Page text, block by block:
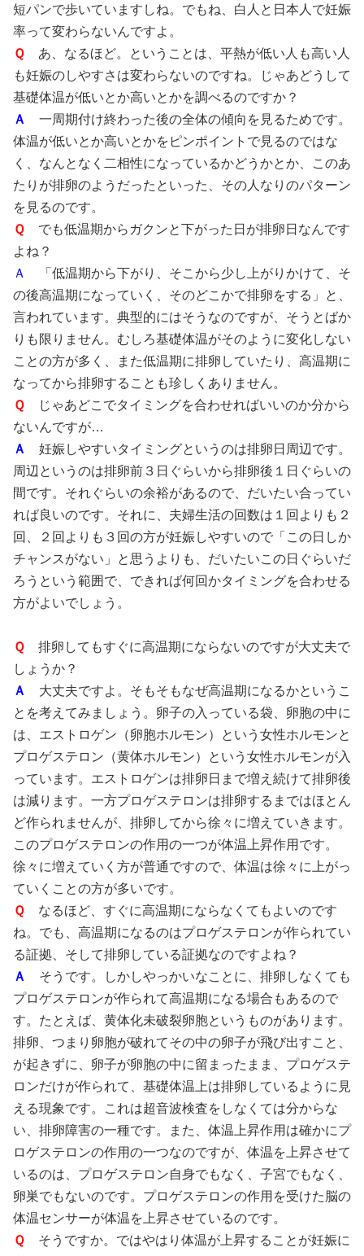
短パンで歩いていますしね。でもね、白人と日本人で妊娠
率って変わらないんですよ。
Ｑ あ、なるほど。ということは、平熱が低い人も高い人
も妊娠のしやすさは変わらないのですね。じゃあどうして
基礎体温が低いとか高いとかを調べるのですか？
Ａ
一周期付け終わった後の全体の傾向を見るためです。
体温が低いとか高いとかをピンポイントで見るのではな
く、なんとなく二相性になっているかどうかとか、このあ
たりが排卵のようだったといった、その人なりのパターン
を見るのです。
Ｑ でも低温期からガクンと下がった日が排卵日なんです
よね？
Ａ
「低温期から下がり、そこから少し上がりかけて、そ
の後高温期になっていく、そのどこかで排卵をする」と、
言われています。典型的にはそうなのですが、そうとばか
りも限りません。むしろ基礎体温がそのように変化しない
ことの方が多く、また低温期に排卵していたり、高温期に
なってから排卵することも珍しくありません。
Ｑ じゃあどこでタイミングを合わせればいいのか分から
ないんですが…
Ａ
妊娠しやすいタイミングというのは排卵日周辺です。
周辺というのは排卵前３日ぐらいから排卵後１日ぐらいの
間です。それぐらいの余裕があるので、だいたい合ってい
れば良いのです。それに、夫婦生活の回数は１回よりも２
回、２回よりも３回の方が妊娠しやすいので「この日しか
チャンスがない」と思うよりも、だいたいこの日ぐらいだ
ろうという範囲で、できれば何回かタイミングを合わせる
方がよいでしょう。
Ｑ 排卵してもすぐに高温期にならないのですが大丈夫で
しょうか？
Ａ
大丈夫ですよ。そもそもなぜ高温期になるかというこ
とを考えてみましょう。卵子の入っている袋、卵胞の中に
は、エストロゲン（卵胞ホルモン）という女性ホルモンと
プロゲステロン（黄体ホルモン）という女性ホルモンが入
っています。エストロゲンは排卵日まで増え続けて排卵後
は減ります。一方プロゲステロンは排卵するまではほとん
ど作られませんが、排卵してから徐々に増えていきます。
このプロゲステロンの作用の一つが体温上昇作用です。
徐々に増えていく方が普通ですので、体温は徐々に上がっ
ていくことの方が多いです。
Ｑ なるほど、すぐに高温期にならなくてもよいのです
ね。でも、高温期になるのはプロゲステロンが作られてい
る証拠、そして排卵している証拠なのですよね？
Ａ
そうです。しかしやっかいなことに、排卵しなくても
プロゲステロンが作られて高温期になる場合もあるので
す。たとえば、黄体化未破裂卵胞というものがあります。
排卵、つまり卵胞が破れてその中の卵子が飛び出すこと、
が起きずに、卵子が卵胞の中に留まったまま、プロゲステ
ロンだけが作られて、基礎体温上は排卵しているように見
える現象です。これは超音波検査をしなくては分からな
い、排卵障害の一種です。また、体温上昇作用は確かにプ
ロゲステロンの作用の一つなのですが、体温を上昇させて
いるのは、プロゲステロン自身でもなく、子宮でもなく、
卵巣でもないのです。プロゲステロンの作用を受けた脳の
体温センサーが体温を上昇させているのです。
Ｑ そうですか。ではやはり体温が上昇することが妊娠に